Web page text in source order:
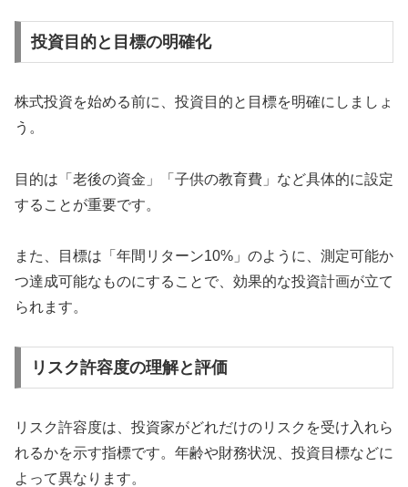
投資目的と目標の明確化
株式投資を始める前に、投資目的と目標を明確にしましょ
う。
目的は「老後の資金」「子供の教育費」など具体的に設定
することが重要です。
また、目標は「年間リターン10%」のように、測定可能か
つ達成可能なものにすることで、効果的な投資計画が立て
られます。
リスク許容度の理解と評価
リスク許容度は、投資家がどれだけのリスクを受け入れら
れるかを示す指標です。年齢や財務状況、投資目標などに
よって異なります。